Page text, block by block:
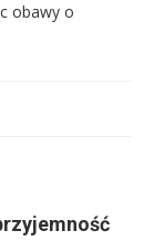
obawy o